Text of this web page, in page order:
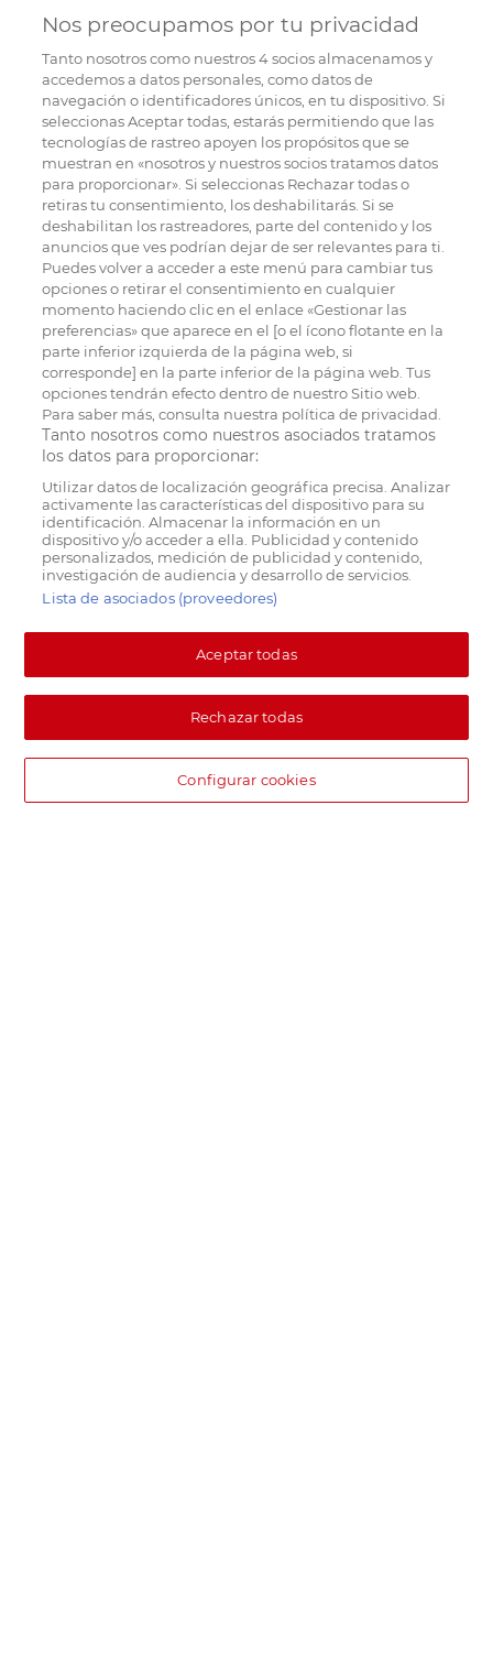
Nos preocupamos por tu privacidad
Tanto nosotros como nuestros4socios almacenamos y
accedemos a datos personales, como datos de
navegación o identificadores únicos, en tu dispositivo. Si
seleccionas Aceptar todas, estarás permitiendo que las
tecnologías de rastreo apoyen los propósitos que se
muestran en «nosotros y nuestros socios tratamos datos
para proporcionar». Si seleccionas Rechazar todas o
retiras tu consentimiento, los deshabilitarás. Si se
deshabilitan los rastreadores, parte del contenido y los
anuncios que ves podrían dejar de ser relevantes para ti.
Puedes volver a acceder a este menú para cambiar tus
opciones o retirar el consentimiento en cualquier
momento haciendo clic en el enlace «Gestionar las
preferencias» que aparece en el [o el ícono flotante en la
parte inferior izquierda de la página web, si
corresponde] en la parte inferior de la página web. Tus
opciones tendrán efecto dentro de nuestro Sitio web.
Para saber más, consulta nuestra política de privacidad.
Tanto nosotros como nuestros asociados tratamos
los datos para proporcionar:
Utilizar datos de localización geográfica precisa. Analizar
activamente las características del dispositivo para su
identificación. Almacenar la información en un
dispositivo y/o acceder a ella. Publicidad y contenido
personalizados, medición de publicidad y contenido,
investigación de audiencia y desarrollo de servicios.
Lista de asociados (proveedores)
Aceptar todas
Rechazar todas
Configurar cookies